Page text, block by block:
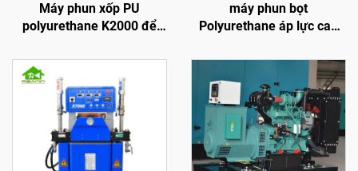
Máy phun xốp PU
polyurethane K2000 để
máy phun bọt
Polyurethane áp lực cao
tường và phun mái